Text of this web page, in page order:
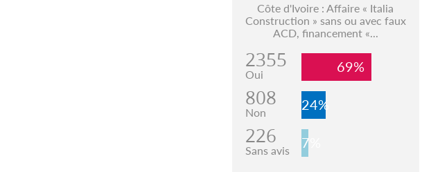
Côte d'Ivoire : Affaire « Italia
Construction » sans ou avec faux
ACD, financement «...
2355
Oui 69%
808
Non 24%
226
Sans avis 7%